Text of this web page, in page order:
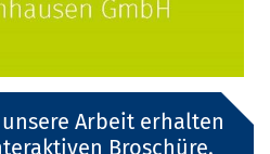
Arbeit erhalten
Broschüre.